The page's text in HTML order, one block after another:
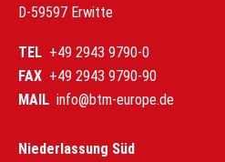
D-59597 Erwitte
TEL +49 2943 9790-0
FAX +49 2943 9790-90
MAIL info@btm-europe.de
Niederlassung Süd